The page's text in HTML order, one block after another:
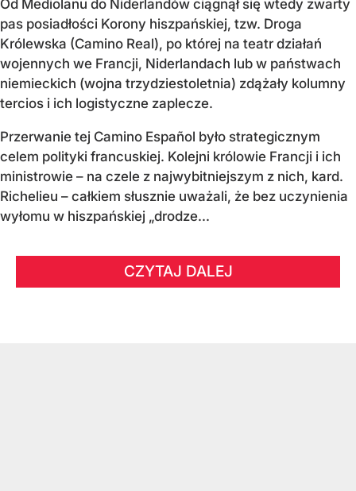
Od Mediolanu do Niderlandów ciągnął się wtedy zwarty
pas posiadłości Korony hiszpańskiej, tzw. Droga
Królewska (Camino Real), po której na teatr działań
wojennych we Francji, Niderlandach lub w państwach
niemieckich (wojna trzydziestoletnia) zdążały kolumny
tercios i ich logistyczne zaplecze.
Przerwanie tej Camino Español było strategicznym
celem polityki francuskiej. Kolejni królowie Francji i ich
ministrowie – na czele z najwybitniejszym z nich, kard.
Richelieu – całkiem słusznie uważali, że bez uczynienia
wyłomu w hiszpańskiej „drodze...
CZYTAJ DALEJ